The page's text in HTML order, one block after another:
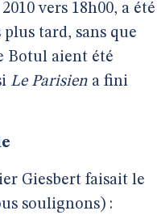
vers 18h00, a été
tard, sans que
Botul aient été
Le Parisien a fini
Giesbert faisait le
soulignons) :